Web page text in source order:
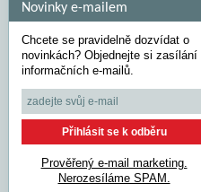
Novinky e-mailem
Chcete se pravidelně dozvídat o
novinkách? Objednejte si zasílání
informačních e-mailů.
Prověřený e-mail marketing.
Nerozesíláme SPAM.